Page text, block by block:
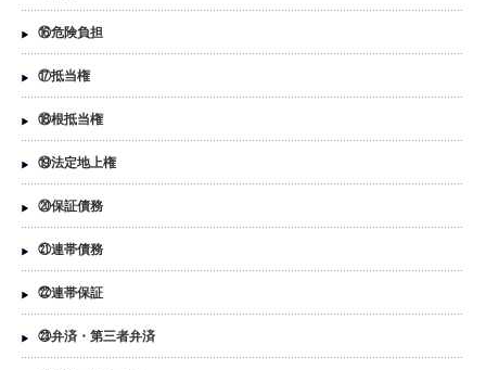
⑯危険負担
⑰抵当権
⑱根抵当権
⑲法定地上権
⑳保証債務
㉑連帯債務
㉒連帯保証
㉓弁済・第三者弁済